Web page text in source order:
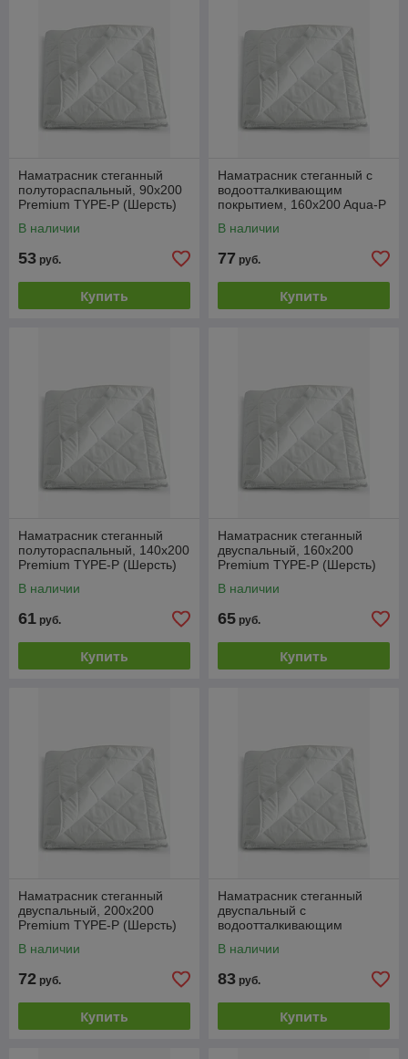
Наматрасник стеганный
полутораспальный, 90x200
Premium TYPE-P (Шерсть)
В наличии
53 руб.
Купить
Наматрасник стеганный с
водоотталкивающим
покрытием, 160x200 Aqua-P
В наличии
77 руб.
Купить
Наматрасник стеганный
полутораспальный, 140x200
Premium TYPE-P (Шерсть)
В наличии
61 руб.
Купить
Наматрасник стеганный
двуспальный, 160x200
Premium TYPE-P (Шерсть)
В наличии
65 руб.
Купить
Наматрасник стеганный
двуспальный, 200x200
Premium TYPE-P (Шерсть)
В наличии
72 руб.
Купить
Наматрасник стеганный
двуспальный с
водоотталкивающим
(АКВА-СТОП)
В наличии
83 руб.
Купить